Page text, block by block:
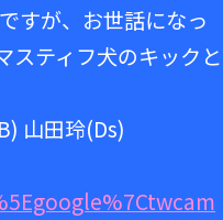
すが、お世話になっ
スティフ犬のキックと
山田玲(Ds)